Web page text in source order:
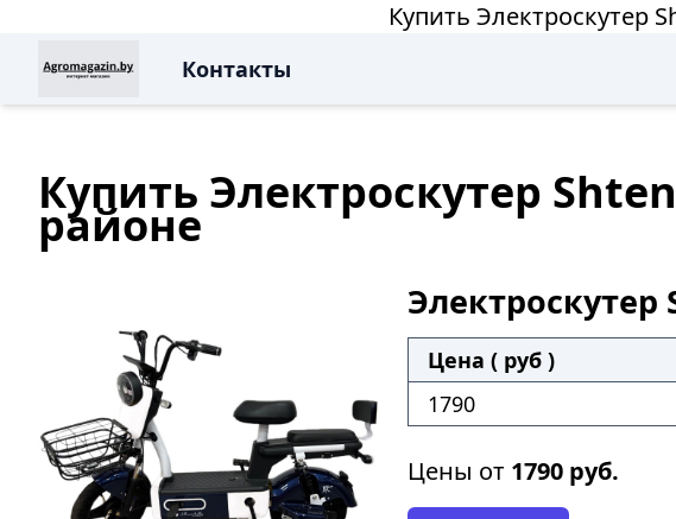
Купить Электроскутер
Контакты
Купить Электроскутер
районе
Электроскутер
Цена ( руб )
1790
Цены от 1790 руб.